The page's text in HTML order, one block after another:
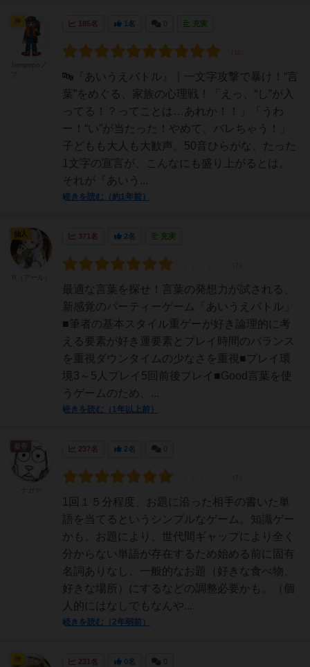
185名 1名 充実
🔤『あいうえバトル』｜一文字攻撃で暴け！“言
葉”をめぐる、家族の心理戦！「えっ、“し”が入
ってる！？ってことは…あれか！！」「うわ
ー！“い”が当たった！やめて、バレちゃう！」
子どもも大人も大歓声。50音ひらがな、たった
1文字の宣言が、こんなにも盛り上がるとは。
それが『あいう...
続きを読む（約1年前）
371名 2名 充実
最適な言葉を探せ！言葉の発想力が試される、
新感覚のパーティーゲーム「あいうえバトル」
■筆者の基本スタイル重ゲーが好き論理的に考
える要素が好き運要素とプレイ時間のバランス
を重視ダウンタイムの少なさを重視■プレイ環
境3～5人プレイ5回前後プレイ■Good言葉を使
うゲームのため、...
続きを読む（1年以上前）
仙人
237名 2名
1回１５分程度、お題に沿った相手の書いた単
語を当てるというシンプルなゲーム。知識ゲー
かも。お題により、世代間ギャップにより全く
分からない単語が存在するため始める前に固有
名詞ありなし、一般的なお題（好きな食べ物、
好きな場所）にするなどの調整必要かも。（個
人的にはなしでもなんや...
続きを読む（2年弱前）
皇帝
231名 0名